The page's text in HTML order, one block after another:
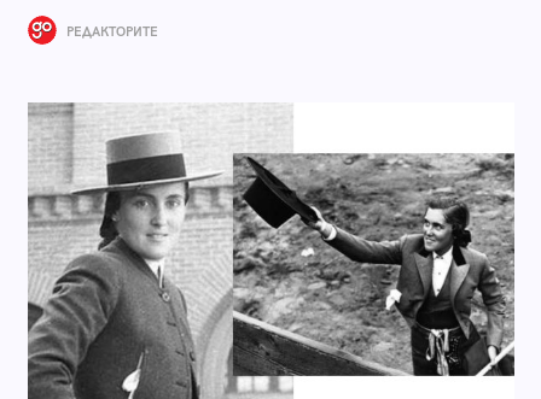
РЕДАКТОРИТЕ